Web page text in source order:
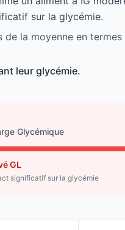
sur la glycémie.
de la moyenne en
leur glycémie.
Glycémique
GL
significatif sur la glycémie